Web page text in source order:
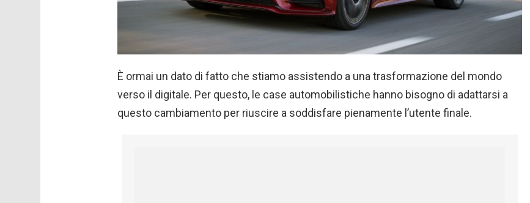
È ormai un dato di fatto che stiamo assistendo a una trasformazione del mondo
verso il digitale. Per questo, le case automobilistiche hanno bisogno di adattarsi a
questo cambiamento per riuscire a soddisfare pienamente l’utente finale.